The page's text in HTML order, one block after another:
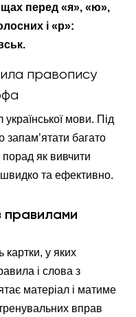
перед «я», «ю»,
і «р»:
правопису
мови. Під
запам’ятати багато
як вивчити
та ефективно.
правилами
картки, у яких
і слова з
матеріал і матиме
вправ